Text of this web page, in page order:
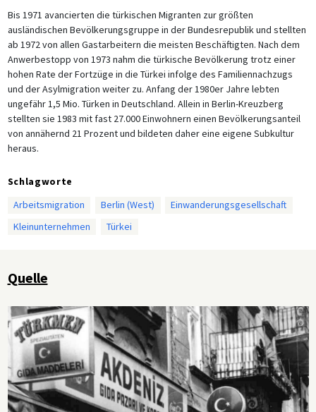
Bis 1971 avancierten die türkischen Migranten zur größten
ausländischen Bevölkerungsgruppe in der Bundesrepublik und stellten
ab 1972 von allen Gastarbeitern die meisten Beschäftigten. Nach dem
Anwerbestopp von 1973 nahm die türkische Bevölkerung trotz einer
hohen Rate der Fortzüge in die Türkei infolge des Familiennachzugs
und der Asylmigration weiter zu. Anfang der 1980er Jahre lebten
ungefähr 1,5 Mio. Türken in Deutschland. Allein in Berlin-Kreuzberg
stellten sie 1983 mit fast 27.000 Einwohnern einen Bevölkerungsanteil
von annähernd 21 Prozent und bildeten daher eine eigene Subkultur
heraus.
Schlagworte
Arbeitsmigration
Berlin (West)
Einwanderungsgesellschaft
Kleinunternehmen
Türkei
Quelle